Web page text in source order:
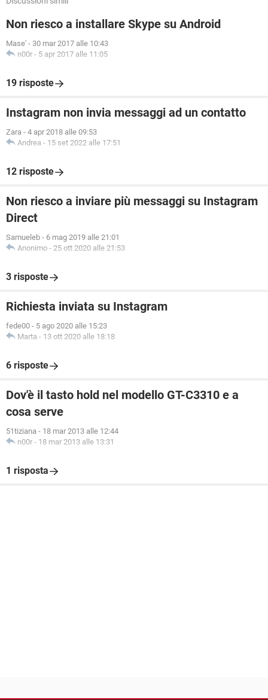
Non riesco a installare Skype su Android
Mase' - 30 mar 2017 alle 10:43
n00r - 5 apr 2017 alle 11:05
19 risposte
Instagram non invia messaggi ad un contatto
Zara - 4 apr 2018 alle 09:53
Andrea - 15 set 2022 alle 17:51
12 risposte
Non riesco a inviare più messaggi su Instagram
Direct
Samueleb - 6 mag 2019 alle 21:01
Anonimo - 25 ott 2020 alle 21:53
3 risposte
Richiesta inviata su Instagram
fede00 - 5 ago 2020 alle 15:23
Marta - 13 ott 2020 alle 18:18
6 risposte
Dov'è il tasto hold nel modello GT-C3310 e a
cosa serve
51tiziana - 18 mar 2013 alle 12:44
n00r - 18 mar 2013 alle 13:31
1 risposta